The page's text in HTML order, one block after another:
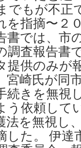
でもが不正
を指摘〜２
書では、市
調査報告書
提供のみが
宮崎氏が同
続きを無視
う依頼して
法を無視し
した。 伊達